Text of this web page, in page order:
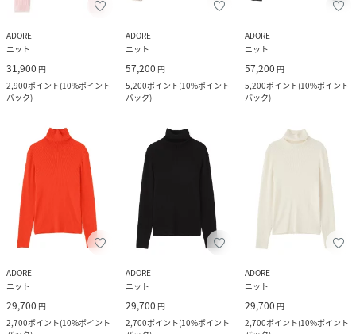
ADORE
ニット
31,900 円
2,900ポイント(10%ポイント
バック)
ADORE
ニット
57,200 円
5,200ポイント(10%ポイント
バック)
ADORE
ニット
57,200 円
5,200ポイント(10%ポイント
バック)
ADORE
ニット
29,700 円
2,700ポイント(10%ポイント
ADORE
ニット
29,700 円
2,700ポイント(10%ポイント
ADORE
ニット
29,700 円
2,700ポイント(10%ポイント